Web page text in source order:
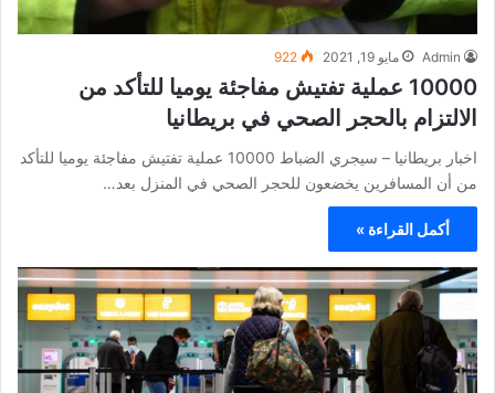
Admin مايو 19, 2021 922
10000 عملية تفتيش مفاجئة يوميا للتأكد من
الالتزام بالحجر الصحي في بريطانيا
اخبار بريطانيا – سيجري الضباط 10000 عملية تفتيش مفاجئة يوميا للتأكد
من أن المسافرين يخضعون للحجر الصحي في المنزل بعد…
أكمل القراءة »